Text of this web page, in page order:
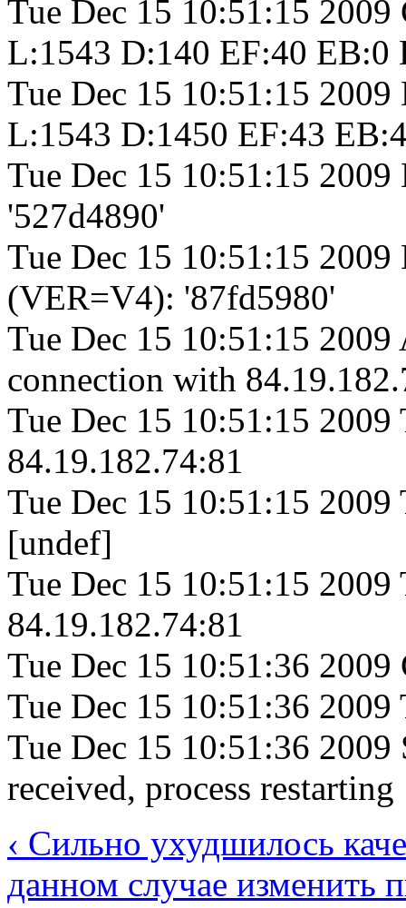
Tue Dec 15 10:51:15
L:1543 D:140 EF:40 EB:0
Tue Dec 15 10:51:15
L:1543 D:1450 EF:43
Tue Dec 15 10:51:15
'527d4890'
Tue Dec 15 10:51:15 2009
(VER=V4): '87fd5980'
Tue Dec 15 10:51:15
connection with
Tue Dec 15 10:51:15
84.19.182.74:81
Tue Dec 15 10:51:15
[undef]
Tue Dec 15 10:51:15
84.19.182.74:81
Tue Dec 15 10:51:36
Tue Dec 15 10:51:36
Tue Dec 15 10:51:36
received, process restarting
‹ Сильно ухудшилось
данном случае изменить